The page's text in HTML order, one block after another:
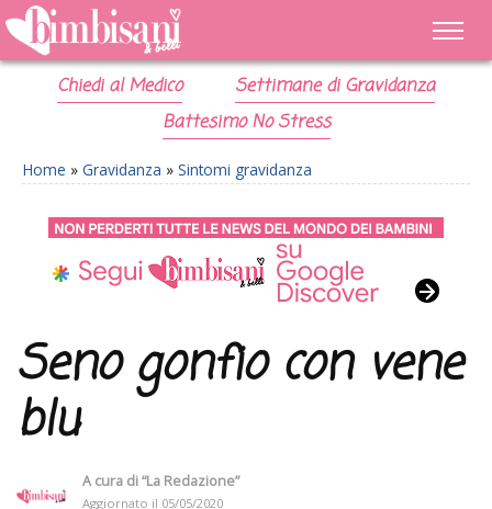
Chiedi al Medico
Settimane di Gravidanza
Battesimo No Stress
Home » Gravidanza » Sintomi gravidanza
Seno gonfio con vene
blu
A cura di“La Redazione”
Aggiornato il 05/05/2020